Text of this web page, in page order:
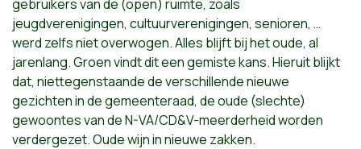
gebruikers van de (open) ruimte, zoals
jeugdverenigingen, cultuurverenigingen, senioren, …
werd zelfs niet overwogen. Alles blijft bij het oude, al
jarenlang. Groen vindt dit een gemiste kans. Hieruit blijkt
dat, niettegenstaande de verschillende nieuwe
gezichten in de gemeenteraad, de oude (slechte)
gewoontes van de N-VA/CD&V-meerderheid worden
verdergezet. Oude wijn in nieuwe zakken.